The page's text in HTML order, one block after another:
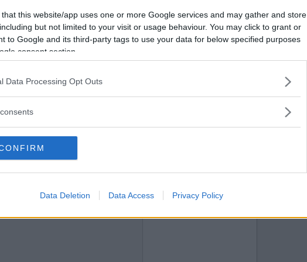
that this website/app uses one or more Google services and may gather and store
but not limited to your visit or usage behaviour. You may click to grant or
to Google and its third-party tags to use your data for below specified purposes
consent section.
Data Processing Opt Outs
Data Deletion Data Access Privacy Policy
2019-01-06 23:59
Vill du bli
medlem?